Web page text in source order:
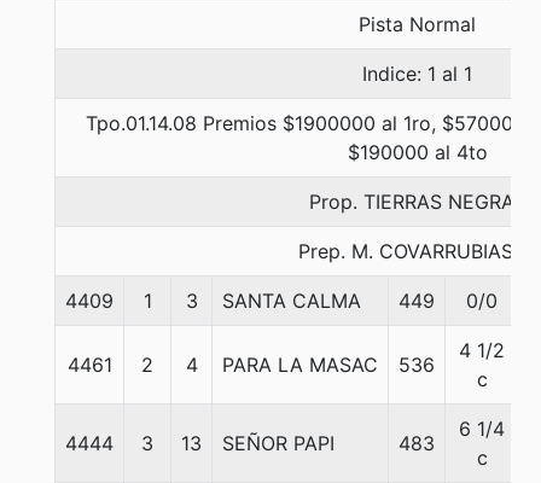
Pista Normal
Indice: 1 al 1
Tpo.01.14.08 Premios $1900000 al 1ro,
$190000 al 4to
Prop. TIERRAS NEGRAS
Prep. M. COVARRUBIAS E.
4409 1 3 SANTA CALMA 449 0/0
4461 2 4 PARA LA MASAC 536
4 1/2
c
4444 3 13 SEÑOR PAPI 483
6 1/4
c